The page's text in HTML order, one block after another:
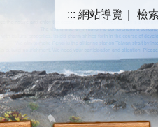
::: 網站導覽 檢